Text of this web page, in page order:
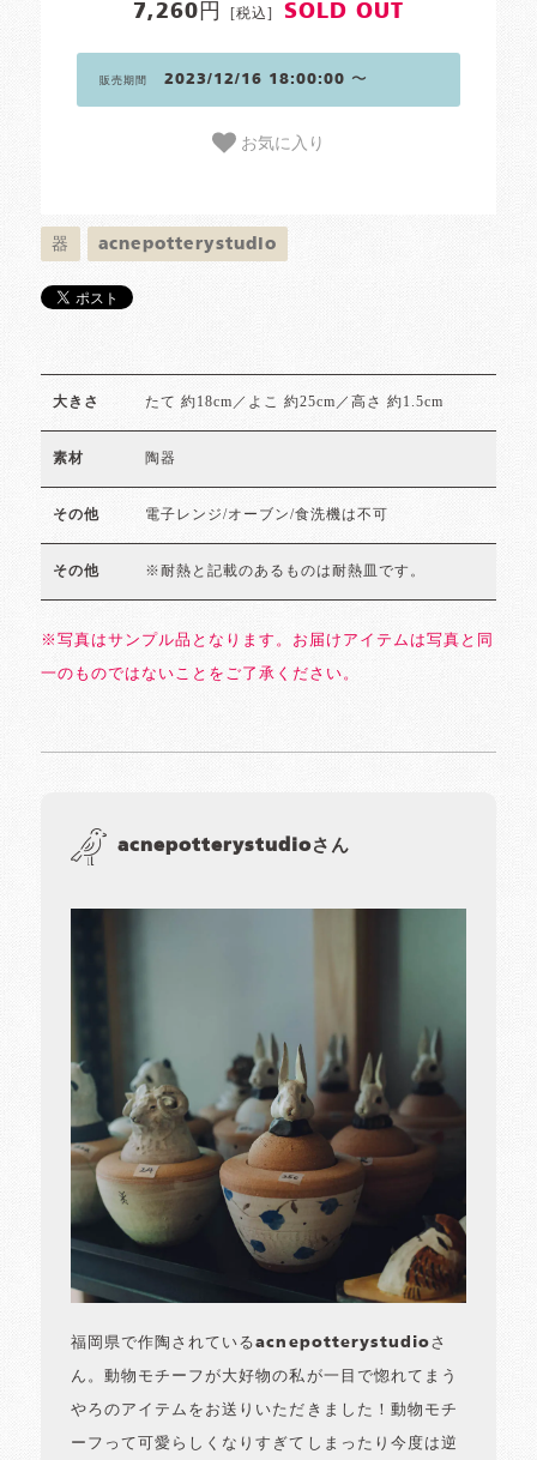
7,260円 [税込] SOLD OUT
販売期間 2023/12/16 18:00:00 〜
お気に入り
器 acnepotterystudio
大きさ たて 約18cm／よこ 約25cm／高さ 約1.5cm
素材 陶器
その他 電子レンジ/オーブン/食洗機は不可
その他 ※耐熱と記載のあるものは耐熱皿です。
※写真はサンプル品となります。お届けアイテムは写真と同
一のものではないことをご了承ください。
acnepotterystudioさん
福岡県で作陶されているacnepotterystudioさ
ん。動物モチーフが大好物の私が一目で惚れてまう
やろのアイテムをお送りいただきました！動物モチ
ーフって可愛らしくなりすぎてしまったり今度は逆